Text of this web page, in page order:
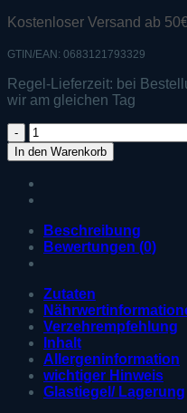
Kostenloser Versand ab
GTIN/EAN: 0683121793329
Regel-Lieferzeit: bei
wir am gleichen Tag
Zell38
ATPplus
Daily
Energy
Menge
In den Warenkorb
Beschreibung
Bewertungen (0)
Zutaten
Verzehrempfehlung
Inhalt
Allergeninformation
wichtiger Hinweis
Glastiegel/ Lagerung